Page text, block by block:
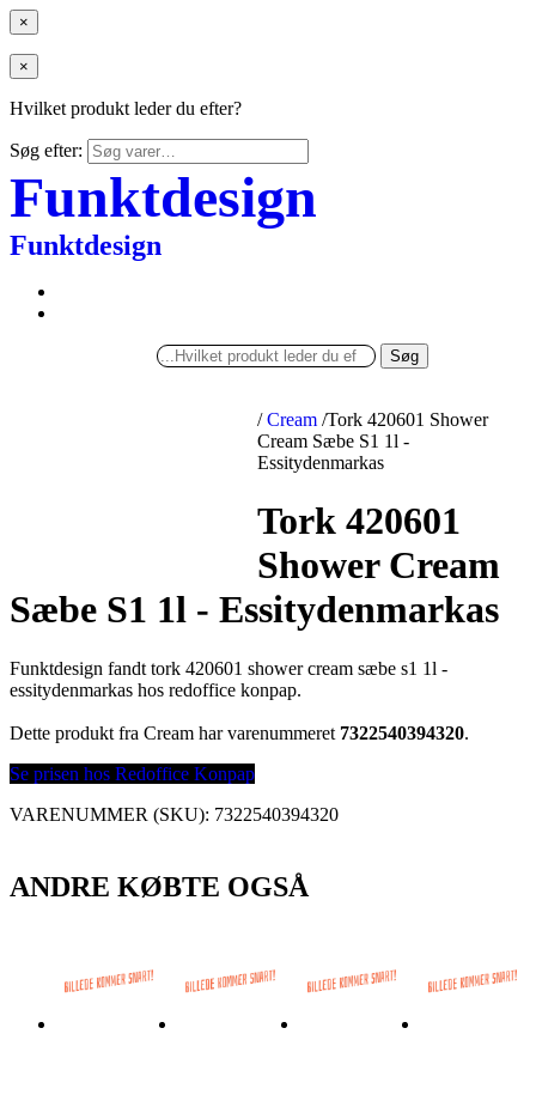
×
×
Hvilket produkt leder du efter?
Søg efter:
Funktdesign
Funktdesign
Søg
/ Cream /Tork 420601 Shower
Cream Sæbe S1 1l -
Essitydenmarkas
Tork 420601
Shower Cream
Sæbe S1 1l - Essitydenmarkas
Funktdesign fandt tork 420601 shower cream sæbe s1 1l -
essitydenmarkas hos redoffice konpap.
Dette produkt fra Cream har varenummeret 7322540394320.
Se prisen hos Redoffice Konpap
VARENUMMER (SKU): 7322540394320
ANDRE KØBTE OGSÅ